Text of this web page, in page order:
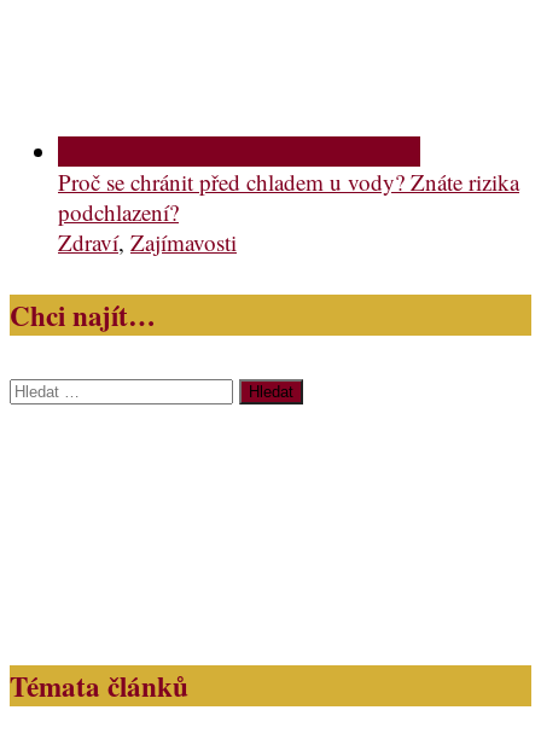
Proč se chránit před chladem u vody? Znáte rizika
podchlazení?
Zdraví, Zajímavosti
Chci najít…
Vyhledávání
Témata článků